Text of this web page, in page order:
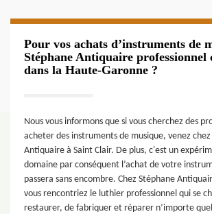
Pour vos achats d’instruments de
Stéphane Antiquaire professionnel
dans la Haute-Garonne ?
Nous vous informons que si vous cherchez des
acheter des instruments de musique, venez
Antiquaire à Saint Clair. De plus, c'est un
domaine par conséquent l’achat de votre
passera sans encombre. Chez Stéphane
vous rencontriez le luthier professionnel qui se
restaurer, de fabriquer et réparer n’importe